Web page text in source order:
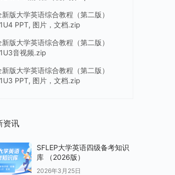
新版大学英语综合教程（第二版）
PPT, 图片，文档.zip
新版大学英语综合教程（第二版）
音视频.zip
新版大学英语综合教程（第二版）
PPT, 图片，文档.zip
资讯
SFLEP大学英语四级备考知识
库 （2026版）
2026年3月25日